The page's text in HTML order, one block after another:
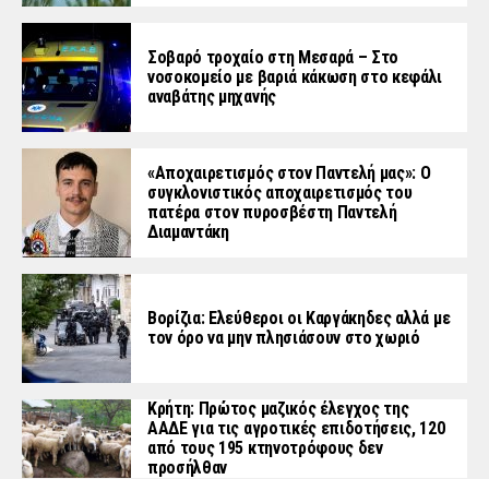
Σοβαρό τροχαίο στη Μεσαρά – Στο
νοσοκομείο με βαριά κάκωση στο κεφάλι
αναβάτης μηχανής
«Aποχαιρετισμός στον Παντελή μας»: Ο
συγκλονιστικός αποχαιρετισμός του
πατέρα στον πυροσβέστη Παντελή
Διαμαντάκη
Βορίζια: Ελεύθεροι οι Καργάκηδες αλλά με
τον όρο να μην πλησιάσουν στο χωριό
Κρήτη: Πρώτος μαζικός έλεγχος της
ΑΑΔΕ για τις αγροτικές επιδοτήσεις, 120
από τους 195 κτηνοτρόφους δεν
προσήλθαν